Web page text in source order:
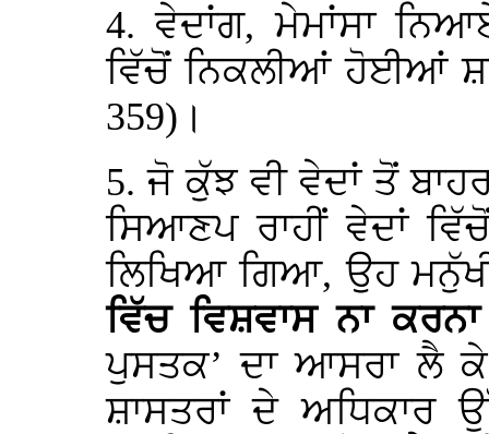
4. ਵੇਦਾਂਗ, ਮੇਮਾਂਸਾ
ਵਿੱਚੋਂ ਨਿਕਲੀਆਂ ਹੋਈਆਂ
359)।
5. ਜੋ ਕੁੱਝ ਵੀ ਵੇਦਾਂ ਤੋਂ
ਸਿਆਣਪ ਰਾਹੀਂ ਵੇਦਾਂ
ਲਿਖਿਆ ਗਿਆ, ਉਹ
ਵਿੱਚ ਵਿਸ਼ਵਾਸ ਨਾ
ਪੁਸਤਕ’ ਦਾ ਆਸਰਾ ਲੈ
ਸ਼ਾਸਤਰਾਂ ਦੇ ਅਧਿਕਾਰ